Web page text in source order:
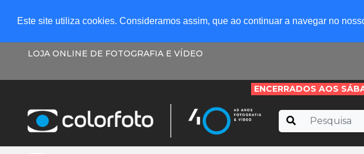
Este site utiliza cookies. Consideramos assim, que ao continuar a navegar no
LOJA ONLINE DE FOTOGRAFIA E VÍDEO
ENCERRADOS AOS